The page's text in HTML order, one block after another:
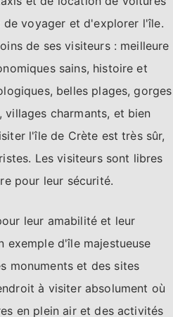
voyager et d'explorer l'île.
de ses visiteurs : meilleure
sains, histoire et
belles plages, gorges
villages charmants, et bien
l'île de Crète est très sûr,
Les visiteurs sont libres
pour leur sécurité.
leur amabilité et leur
exemple d'île majestueuse
monuments et des sites
à visiter absolument où
en plein air et des activités